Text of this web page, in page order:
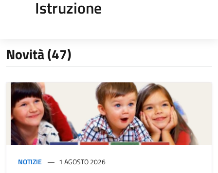
Istruzione
Novità (47)
NOTIZIE 1 AGOSTO 2026